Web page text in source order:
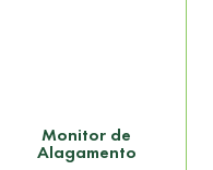
Monitor de
Alagamento